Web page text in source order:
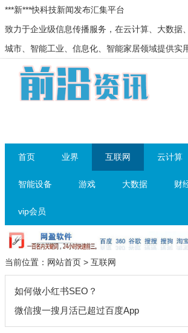
***新***快科技新闻发布汇集平台
致力于企业级信息传播服务，在云计算、大数据
城市、智能工业、信息化、智能家居领域提供实
首页 业界 互联网 云计算
智能设备 游戏 大数据 财
vip会员
当前位置： 网站首页 > 互联网
如何做小红书SEO？
微信搜一搜月活已超过百度App